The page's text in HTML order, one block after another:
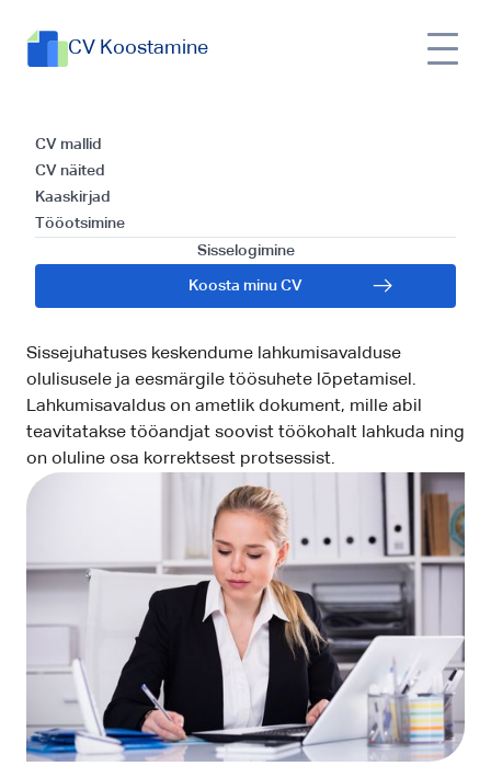
CV Koostamine
CV mallid
CV näited
Kaaskirjad
Tööotsimine
Sisselogimine
Koosta minu CV
Lahkumisavaldus ja kuidas
seda kirjutada: Olulised
sammud ja soovitused
selle tõhusaks
kirjutamiseks
Sissejuhatuses keskendume lahkumisavalduse
olulisusele ja eesmärgile töösuhete lõpetamisel.
Lahkumisavaldus on ametlik dokument, mille abil
teavitatakse tööandjat soovist töökohalt lahkuda ning
on oluline osa korrektsest protsessist.